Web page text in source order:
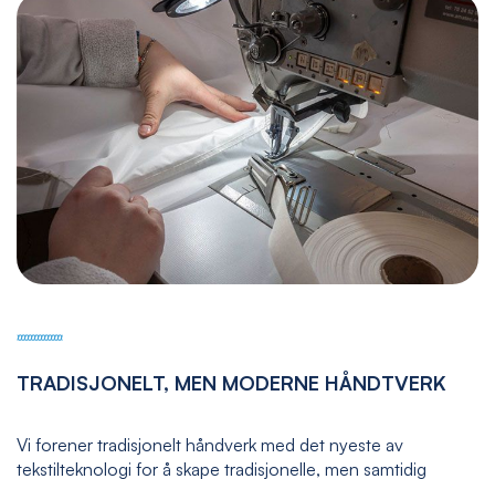
TRADISJONELT, MEN MODERNE HÅNDTVERK
Vi forener tradisjonelt håndverk med det nyeste av
tekstilteknologi for å skape tradisjonelle, men samtidig